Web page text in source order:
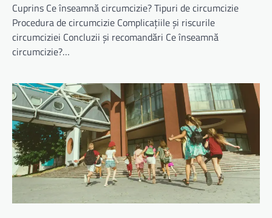
Cuprins Ce înseamnă circumcizie? Tipuri de circumcizie
Procedura de circumcizie Complicațiile și riscurile
circumciziei Concluzii și recomandări Ce înseamnă
circumcizie?…